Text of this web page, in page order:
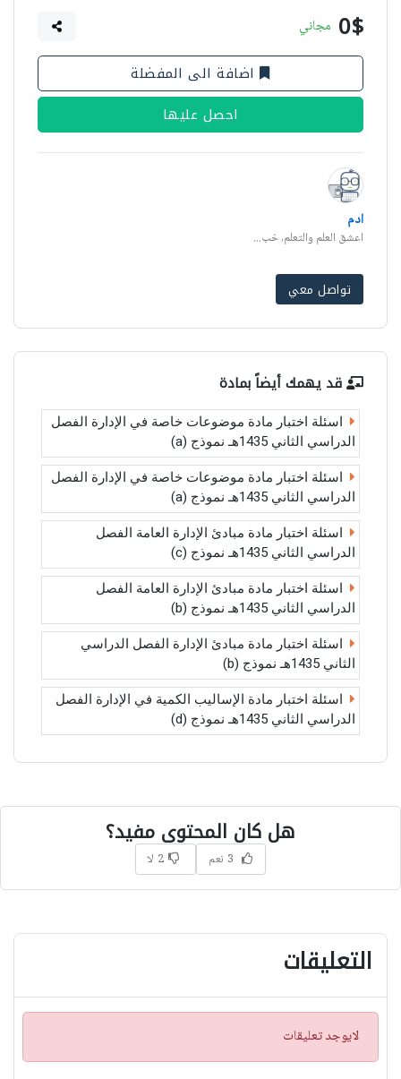
0$ مجاني
اضافة الى المفضلة
احصل عليها
ادم
اعشق العلم والتعلم, خب...
تواصل معي
قد يهمك أيضاً بمادة
اسئلة اختبار مادة موضوعات خاصة في الإدارة الفصل
الدراسي الثاني 1435هـ نموذج (a)
اسئلة اختبار مادة موضوعات خاصة في الإدارة الفصل
الدراسي الثاني 1435هـ نموذج (a)
اسئلة اختبار مادة مبادئ الإدارة العامة الفصل
الدراسي الثاني 1435هـ نموذج (c)
اسئلة اختبار مادة مبادئ الإدارة العامة الفصل
الدراسي الثاني 1435هـ نموذج (b)
اسئلة اختبار مادة مبادئ الإدارة الفصل الدراسي
الثاني 1435هـ نموذج (b)
اسئلة اختبار مادة الإساليب الكمية في الإدارة الفصل
الدراسي الثاني 1435هـ نموذج (d)
هل كان المحتوى مفيد؟
3 نعم 2 لا
التعليقات
ت
ن
لايوجد تعليقات